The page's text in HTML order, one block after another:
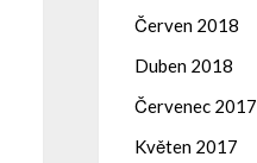
Červen 2018
Duben 2018
Červenec 2017
Květen 2017